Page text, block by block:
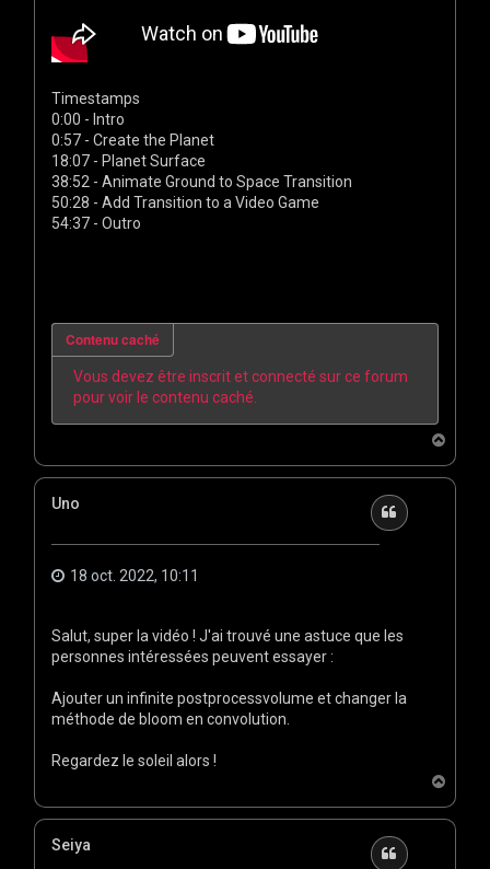
Timestamps
0:00 - Intro
0:57 - Create the Planet
18:07 - Planet Surface
38:52 - Animate Ground to Space Transition
50:28 - Add Transition to a Video Game
54:37 - Outro
Contenu caché
Vous devez être inscrit et connecté sur ce forum
pour voir le contenu caché.
a
u
Uno Citation
18 oct. 2022, 10:11
Salut, super la vidéo ! J'ai trouvé une astuce que les
personnes intéressées peuvent essayer :
Ajouter un infinite postprocessvolume et changer la
méthode de bloom en convolution.
Regardez le soleil alors !
a
u
Seiya Citation